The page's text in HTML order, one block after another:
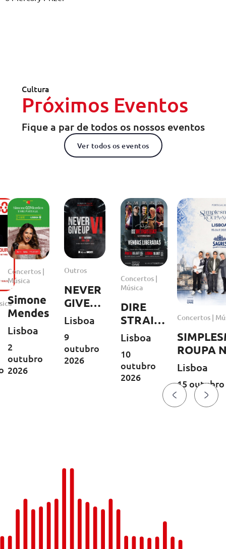
Cultura
Próximos Eventos
Fique a par de todos os nossos eventos
Ver todos os eventos
Concertos |
Música
Simone
Mendes
Lisboa
2
outubro
2026
Outros
NEVER
GIVE
UP VI
Lisboa
9
outubro
2026
Concertos |
Música
DIRE
STRAITS
LEGACY
Tour
2026
Lisboa
10
outubro
2026
Concertos |
ROUPA
Lisboa
15 outubro